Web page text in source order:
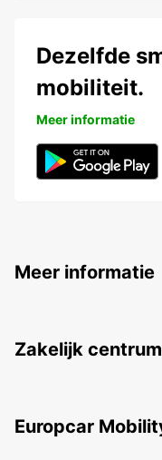
Dezelfde
mobiliteit.
Meer informatie
Meer informatie
Zakelijk centrum
Europcar